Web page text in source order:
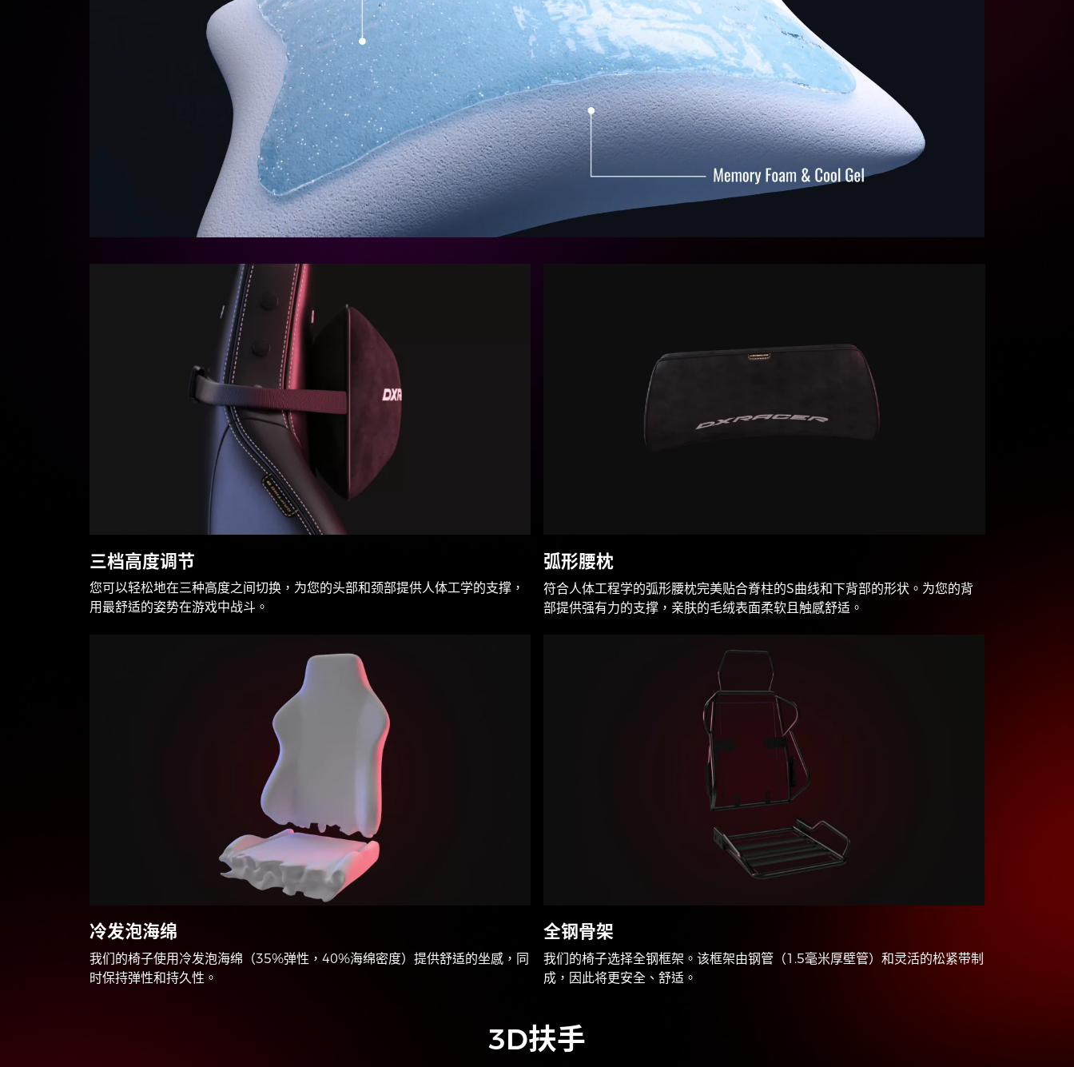
三档高度调节
您可以轻松地在三种高度之间切换，为您的头部和颈部提供人体工学的支撑，
用最舒适的姿势在游戏中战斗。
弧形腰枕
符合人体工程学的弧形腰枕完美贴合脊柱的S曲线和下背部的形状。为您的背
部提供强有力的支撑，亲肤的毛绒表面柔软且触感舒适。
冷发泡海绵
我们的椅子使用冷发泡海绵（35%弹性，40%海绵密度）提供舒适的坐感，同
时保持弹性和持久性。
全钢骨架
我们的椅子选择全钢框架。该框架由钢管（1.5毫米厚壁管）和灵活的松紧带制
成，因此将更安全、舒适。
3D扶手